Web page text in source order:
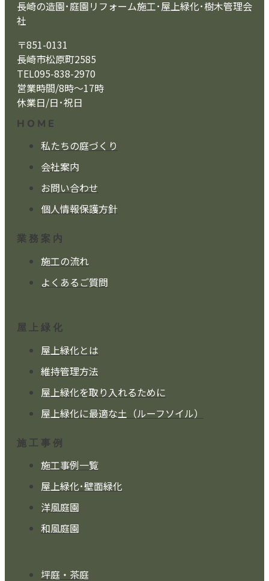
長崎の造園･庭園リフォーム施工･屋上緑化･樹木管理会
社
〒851-0131
長崎市松原町2585
TEL095-838-2970
営業時間/8時～17時
休業日/日･祝日
HOME
私たちの庭づくり
会社案内
お問い合わせ
個人情報保護方針
業務案内
施工の流れ
よくあるご質問
屋上緑化
屋上緑化とは
維持管理方法
屋上緑化を取り入れるために
屋上緑化に最適な土（ルーフソイル）
施工事例
施工事例一覧
屋上緑化･壁面緑化
洋風庭園
和風庭園
坪庭・茶庭